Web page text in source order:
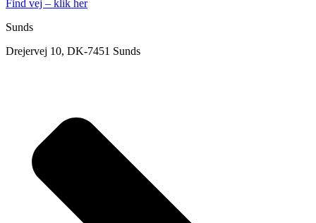
Find vej – klik her
Sunds
Drejervej 10, DK-7451 Sunds